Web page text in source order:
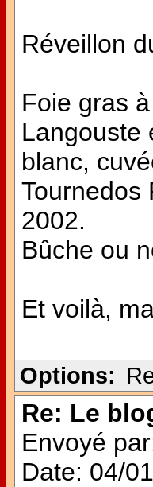
Réveillon
Foie gras
Langouste
blanc,
Tournedos
2002.
Bûche ou
Et voilà,
Options:
Re: Le
Envoyé
Date: 04/